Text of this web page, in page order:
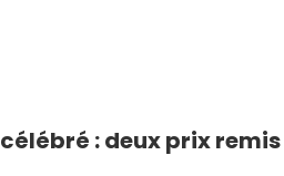
: deux prix